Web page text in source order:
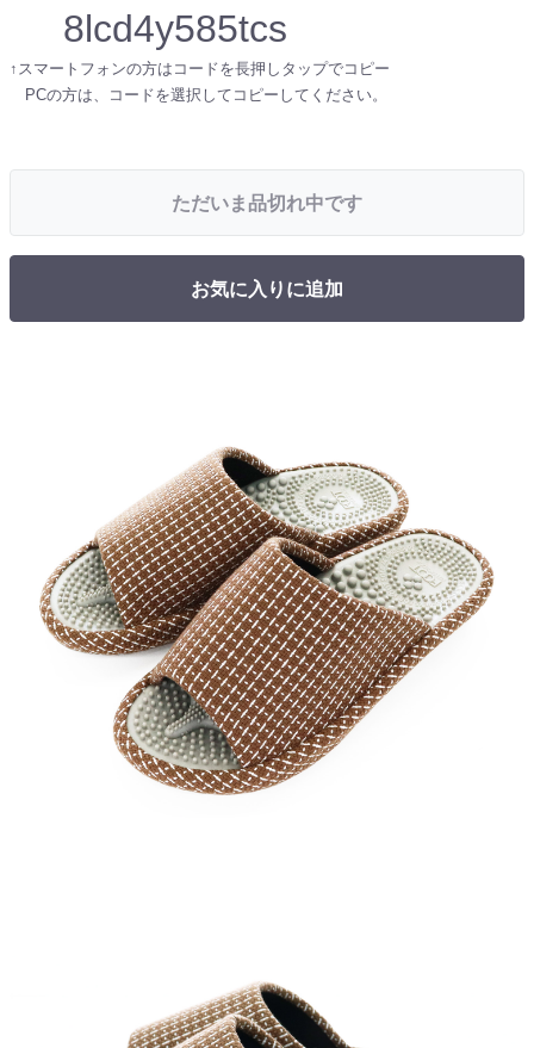
8lcd4y585tcs
↑スマートフォンの方はコードを長押しタップでコピー
PCの方は、コードを選択してコピーしてください。
ただいま品切れ中です
お気に入りに追加